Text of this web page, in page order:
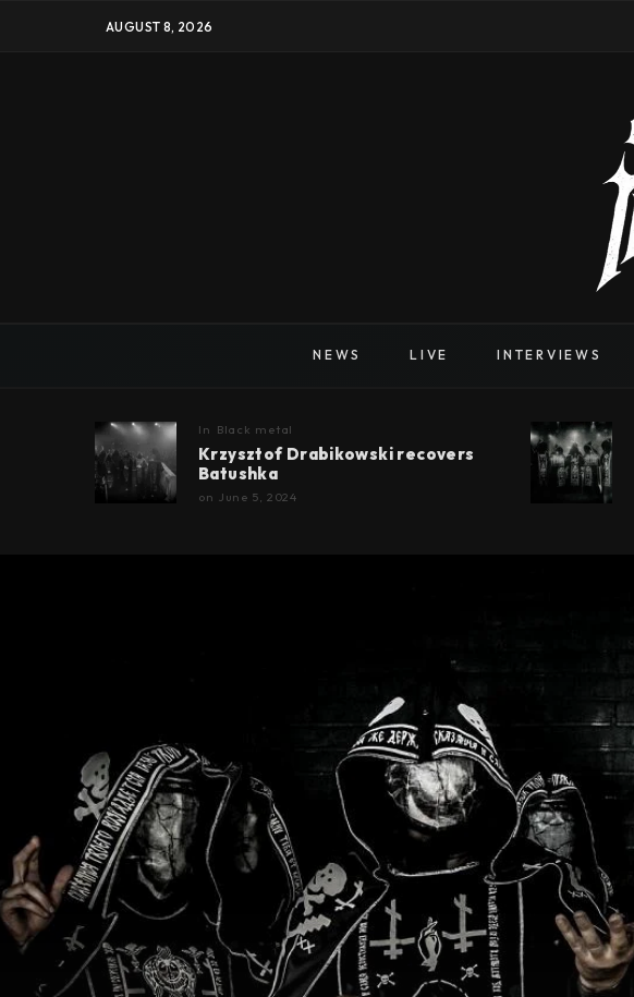
AUGUST 8, 2026
NEWS LIVE INTERVIEWS
In Black metal
Krzysztof Drabikowski recovers
Batushka
on June 5, 2024